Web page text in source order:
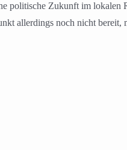
politische Zukunft im
allerdings noch nicht bereit,